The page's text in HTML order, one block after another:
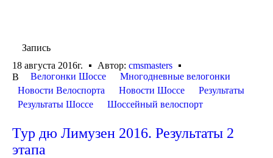
Запись
18 августа 2016г.
Автор: cmsmasters
В
Велогонки Шоссе
Многодневные велогонки
Новости Велоспорта
Новости Шоссе
Результаты
Результаты Шоссе
Шоссейный велоспорт
Тур дю Лимузен 2016. Результаты 2
этапа